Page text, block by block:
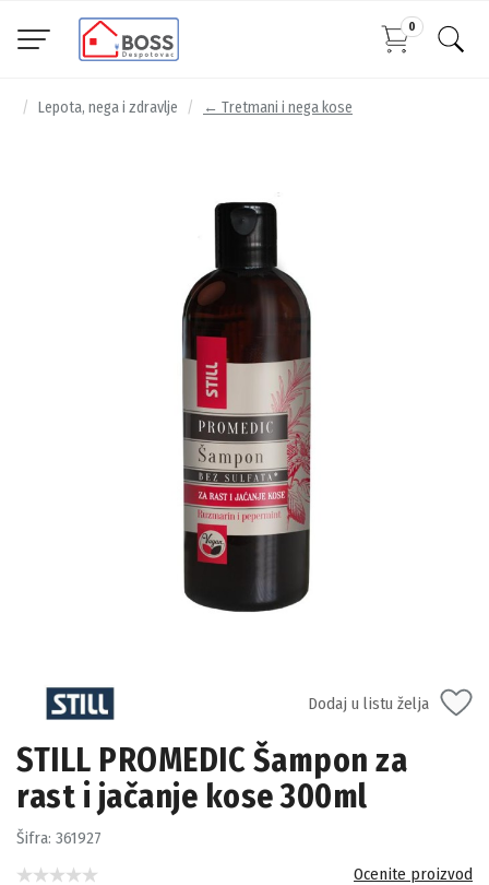
0
Lepota, nega i zdravlje ← Tretmani i nega kose
Dodaj u listu želja
STILL PROMEDIC Šampon za
rast i jačanje kose 300ml
Šifra: 361927
Ocenite proizvod